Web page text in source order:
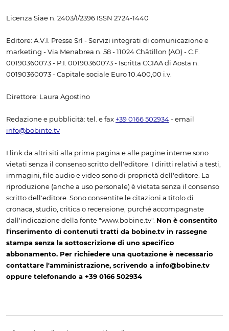
Licenza Siae n. 2403/I/2396 ISSN 2724-1440
Editore: A.V.I. Presse Srl - Servizi integrati di comunicazione e
marketing - Via Menabrea n. 58 - 11024 Châtillon (AO) - C.F.
00190360073 - P.I. 00190360073 - Iscritta CCIAA di Aosta n.
00190360073 - Capitale sociale Euro 10.400,00 i.v.
Direttore: Laura Agostino
Redazione e pubblicità: tel. e fax +39 0166 502934 - email
info@bobinte.tv
I link da altri siti alla prima pagina e alle pagine interne sono
vietati senza il consenso scritto dell'editore. I diritti relativi a testi,
immagini, file audio e video sono di proprietà dell'editore. La
riproduzione (anche a uso personale) è vietata senza il consenso
scritto dell'editore. Sono consentite le citazioni a titolo di
cronaca, studio, critica o recensione, purché accompagnate
dall'indicazione della fonte "www.bobine.tv". Non è consentito
l'inserimento di contenuti tratti da bobine.tv in rassegne
stampa senza la sottoscrizione di uno specifico
abbonamento. Per richiedere una quotazione è necessario
contattare l'amministrazione, scrivendo a info@bobine.tv
oppure telefonando a +39 0166 502934